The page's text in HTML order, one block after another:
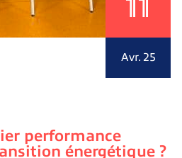
Avr. 25
performance
énergétique ?